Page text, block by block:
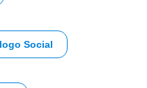
Social